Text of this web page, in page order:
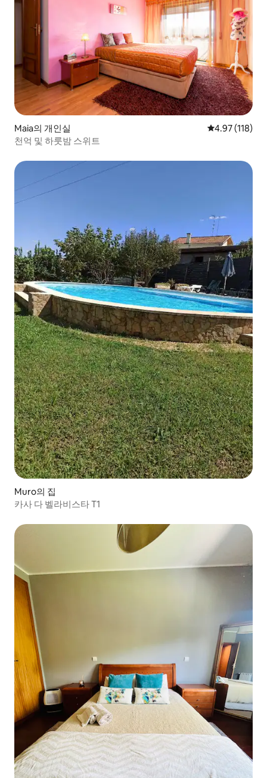
Maia의 개인실 평점 4.97점(5
4.97 (118)
천억 및 하룻밤 스위트
Muro의 집
카사 다 벨라비스타 T1